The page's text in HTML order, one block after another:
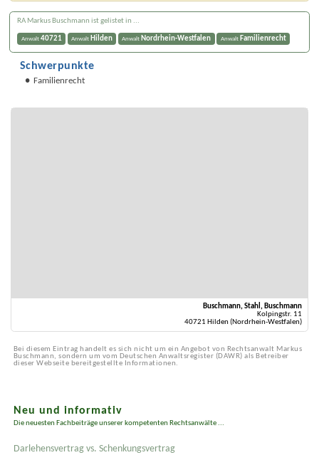
RA Markus Buschmann ist gelistet in ...
Anwalt 40721 Anwalt Hilden Anwalt Nordrhein-Westfalen Anwalt Familienrecht
Schwerpunkte
Familienrecht
Buschmann, Stahl, Buschmann
Kolpingstr. 11
40721 Hilden (Nordrhein-Westfalen)
Bei diesem Eintrag handelt es sich nicht um ein Angebot von Rechtsanwalt Markus
Buschmann, sondern um vom Deutschen Anwaltsregister (DAWR) als Betreiber
dieser Webseite bereitgestellte Informationen.
Neu und informativ
Die neuesten Fachbeiträge unserer kompetenten Rechtsanwälte ...
Darlehensvertrag vs. Schenkungsvertrag